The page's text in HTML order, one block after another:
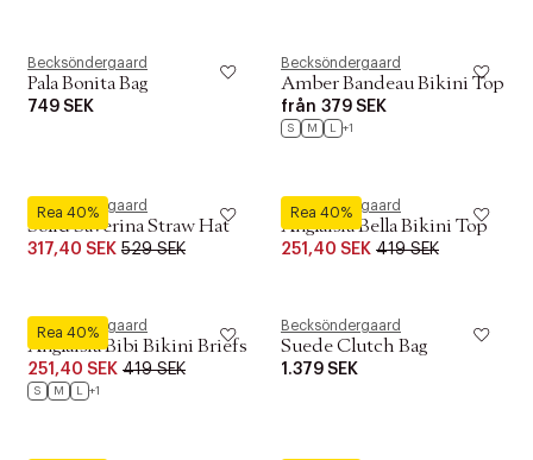
Becksöndergaard
Pala Bonita Bag
749 SEK
Becksöndergaard
Amber Bandeau Bikini Top
från 379 SEK
S M L +1
Rea 40%
Becksöndergaard
Solid Saverina Straw Hat
317,40 SEK 529 SEK
Rea 40%
Becksöndergaard
Anglaisia Bella Bikini Top
251,40 SEK 419 SEK
Rea 40%
Becksöndergaard
Anglaisia Bibi Bikini Briefs
251,40 SEK 419 SEK
S M L +1
Becksöndergaard
Suede Clutch Bag
1.379 SEK